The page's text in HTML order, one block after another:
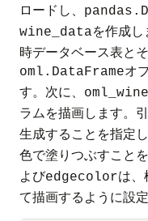
ロードし、
wine_dataを作成し
時データベース表と
oml.DataFrameオ
す。次に、
oml_wine
ラムを描画します。
生成することを指定
色で塗りつぶすこと
よびedgecolorは、
て描画するように設定